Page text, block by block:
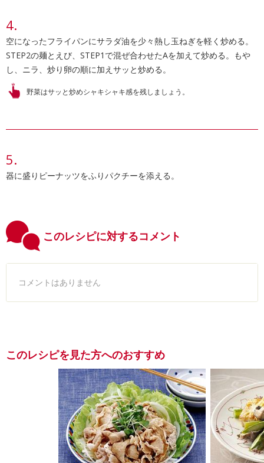
空になったフライパンにサラダ油を少々熱し玉ねぎを軽く炒める。
STEP2の麺とえび、STEP1で混ぜ合わせたAを加えて炒める。もや
し、ニラ、炒り卵の順に加えサッと炒める。
野菜はサッと炒めシャキシャキ感を残しましょう。
器に盛りピーナッツをふりパクチーを添える。
このレシピに対するコメント
コメントはありません
このレシピを見た方へのおすすめ